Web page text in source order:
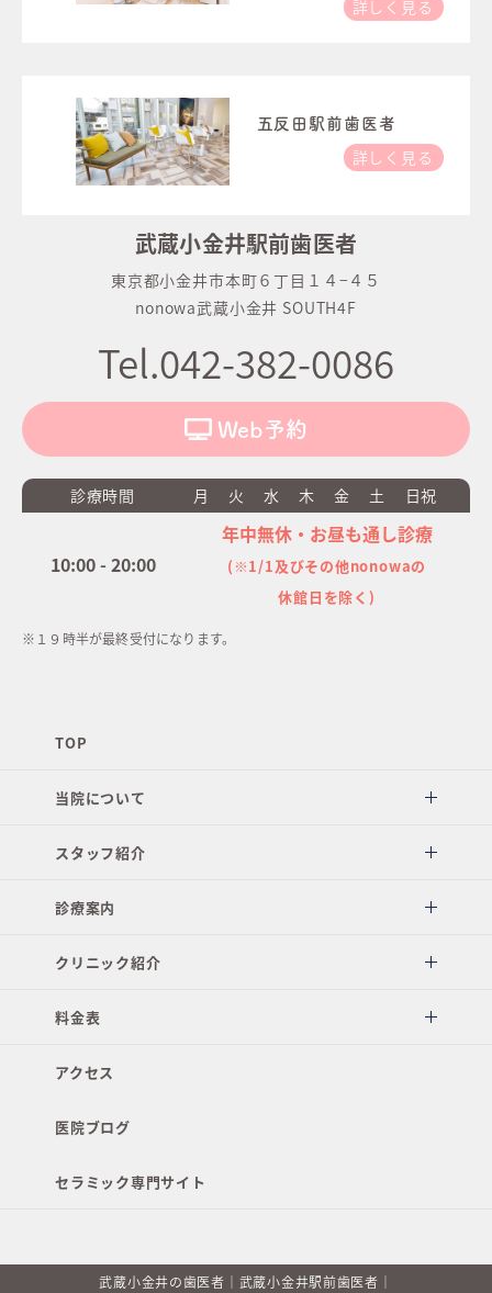
詳しく見る
五反田駅前歯医者
詳しく見る
武蔵小金井駅前歯医者
東京都小金井市本町６丁目１４−４５
nonowa武蔵小金井 SOUTH4F
Tel.042-382-0086
Web予約
診療時間 月 火 水 木 金 土 日祝
10:00 - 20:00
年中無休・お昼も通し診療
(※1/1及びその他nonowaの
休館日を除く)
※１９時半が最終受付になります。
TOP
当院について
スタッフ紹介
診療案内
クリニック紹介
料金表
アクセス
医院ブログ
セラミック専門サイト
武蔵小金井の歯医者｜武蔵小金井駅前歯医者｜